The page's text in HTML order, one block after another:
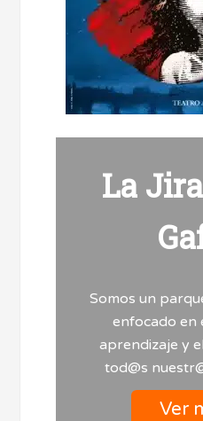
La
Somos un
enfocado en
aprendizaje y
tod@s
Ver